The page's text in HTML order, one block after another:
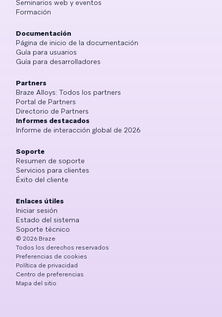
Seminarios web y eventos
Formación
Documentación
Página de inicio de la documentación
Guía para usuarios
Guía para desarrolladores
Partners
Braze Alloys: Todos los partners
Portal de Partners
Directorio de Partners
Informes destacados
Informe de interacción global de 2026
Soporte
Resumen de soporte
Servicios para clientes
Éxito del cliente
Enlaces útiles
Iniciar sesión
Estado del sistema
Soporte técnico
© 2026 Braze
Todos los derechos reservados
Preferencias de cookies
Política de privacidad
Centro de preferencias
Mapa del sitio